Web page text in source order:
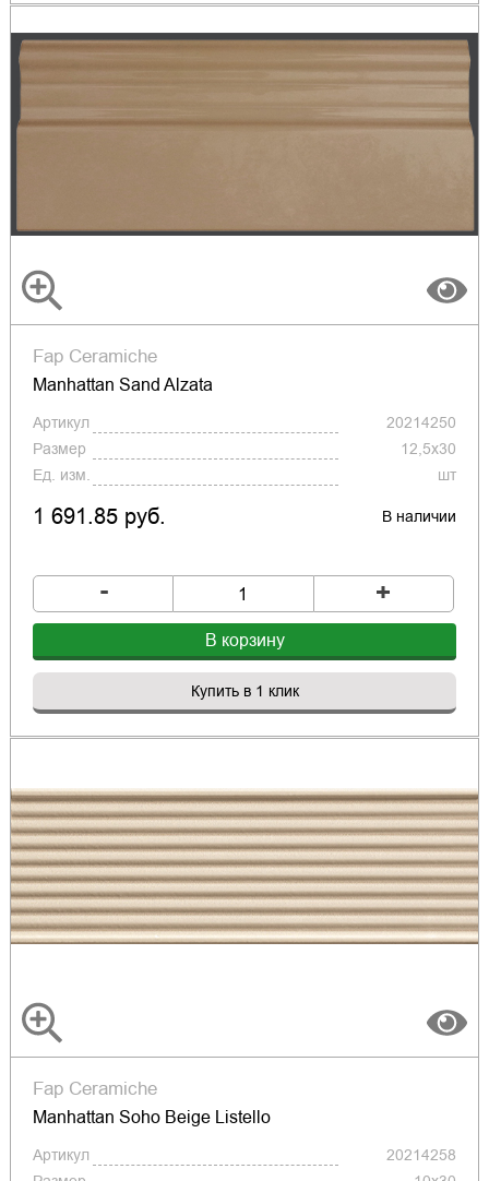
Fap Ceramiche
Manhattan Sand Alzata
Артикул
20214250
Размер
12,5x30
Ед. изм.
шт
1 691.85 руб. В наличии
- +
В корзину
Купить в 1 клик
Fap Ceramiche
Manhattan Soho Beige Listello
Артикул
20214258